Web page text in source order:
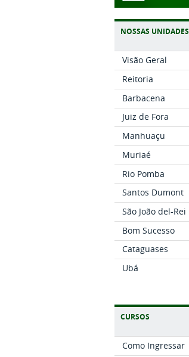
NOSSAS UNIDADES
Visão Geral
Reitoria
Barbacena
Juiz de Fora
Manhuaçu
Muriaé
Rio Pomba
Santos Dumont
São João del-Rei
Bom Sucesso
Cataguases
Ubá
CURSOS
Como Ingressar